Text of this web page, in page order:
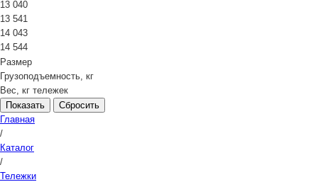
13 040
13 541
14 043
14 544
Размер
Грузоподъемность, кг
Вес, кг тележек
Сбросить
Главная
/
Каталог
/
Тележки